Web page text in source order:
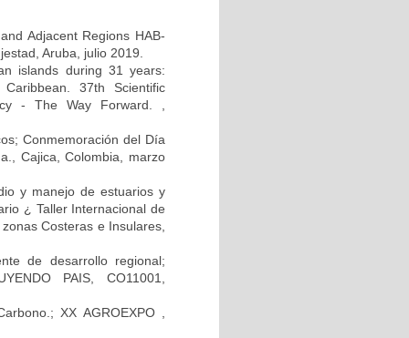
Adjacent Regions HAB-
Aruba, julio 2019.
islands during 31 years:
37th Scientific
- The Way Forward. ,
Conmemoración del Día
Cajica, Colombia, marzo
y manejo de estuarios y
¿ Taller Internacional de
Costeras e Insulares,
de desarrollo regional;
PAIS, CO11001,
XX AGROEXPO ,